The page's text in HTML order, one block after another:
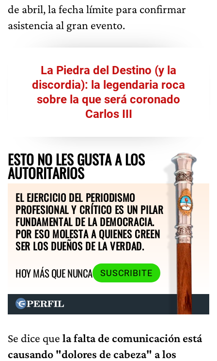
de abril, la fecha límite para confirmar
asistencia al gran evento.
La Piedra del Destino (y la
discordia): la legendaria roca
sobre la que será coronado
Carlos III
ESTO NO LES GUSTA A LOS
AUTORITARIOS
EL EJERCICIO DEL PERIODISMO
PROFESIONAL Y CRÍTICO ES UN PILAR
FUNDAMENTAL DE LA DEMOCRACIA.
POR ESO MOLESTA A QUIENES CREEN
SER LOS DUEÑOS DE LA VERDAD.
HOY MÁS QUE NUNCA
SUSCRIBITE
Se dice que la falta de comunicación está
causando "dolores de cabeza" a los